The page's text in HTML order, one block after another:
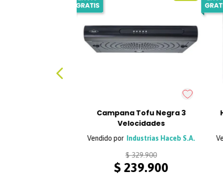
Campana Tofu Negra 3
Velocidades
Industrias Haceb S.A.
$ 329.900
$ 239.900